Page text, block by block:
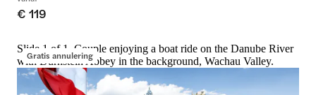
€ 119
Gratis annulering
Slide 1 of 1, Couple enjoying a boat ride on the Danube River
with Dürnstein Abbey in the background, Wachau Valley.